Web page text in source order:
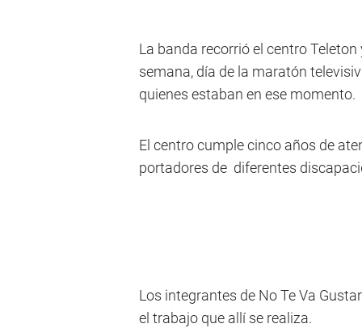
La banda recorrió el centro
semana, día de la maratón
quienes estaban en ese momento.
El centro cumple cinco años de
portadores de diferentes
Los integrantes de No Te Va
el trabajo que allí se realiza.